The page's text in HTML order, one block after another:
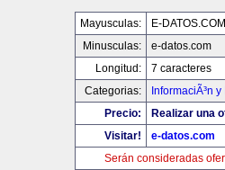
Mayusculas:
E-DATOS.COM
Minusculas:
e-datos.com
Longitud:
7 caracteres
Categorias:
InformaciÃ³n
Precio:
Realizar una
Visitar!
e-datos.com
Serán consideradas